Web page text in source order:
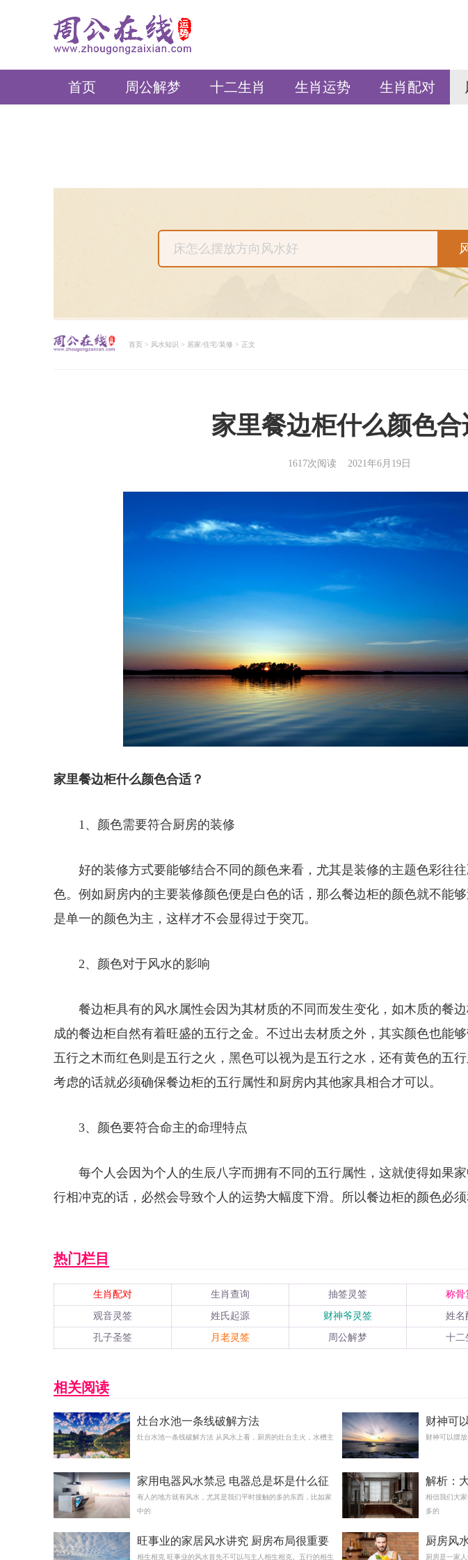
周公在线
首页 周公解梦 十二生肖 生肖运势 生肖配对
首页 > 风水知识 > 居家/住宅/装修 > 正文
家里餐边柜什么颜色合
1617次阅读 2021年6月19日
家里餐边柜什么颜色合适？
1、颜色需要符合厨房的装修
好的装修方式要能够结合不同的颜色来看，尤其是装修的主题色彩往
色。例如厨房内的主要装修颜色便是白色的话，那么餐边柜的颜色就不能
是单一的颜色为主，这样才不会显得过于突兀。
2、颜色对于风水的影响
餐边柜具有的风水属性会因为其材质的不同而发生变化，如木质的餐
成的餐边柜自然有着旺盛的五行之金。不过出去材质之外，其实颜色也能
五行之木而红色则是五行之火，黑色可以视为是五行之水，还有黄色的五
考虑的话就必须确保餐边柜的五行属性和厨房内其他家具相合才可以。
3、颜色要符合命主的命理特点
每个人会因为个人的生辰八字而拥有不同的五行属性，这就使得如果
行相冲克的话，必然会导致个人的运势大幅度下滑。所以餐边柜的颜色必须
热门栏目
生肖配对 生肖查询 抽签灵签 称骨
观音灵签 姓氏起源 财神爷灵签 姓名
孔子圣签 月老灵签 周公解梦 十二
相关阅读
灶台水池一条线破解方法
灶台水池一条线破解方法 从风水上看，厨房的灶台主火，水槽主
财神可
忌
财神可以摆
家用电器风水禁忌 电器总是坏是什么征
兆
有人的地方就有风水，尤其是我们平时接触的多的东西，比如家
中的
解析：
相信我们大
多的
旺事业的家居风水讲究 厨房布局很重要
相生相克 旺事业的风水首先不可以与主人相生相克。五行的相生
厨房风
厨房是一家